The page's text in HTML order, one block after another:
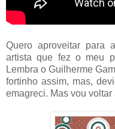
Quero aproveitar para
artista que fez o meu
Lembra o Guilherme
fortinho assim, mas,
emagreci. Mas vou